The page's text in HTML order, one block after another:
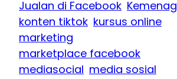
Jualan di Facebook Kemenag
konten tiktok kursus online
marketing
marketplace facebook
mediasocial media sosial